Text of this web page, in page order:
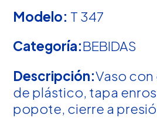
Modelo: T 347
Categoría:BEBIDAS
Descripción:Vaso
de plástico, tapa
popote, cierre a